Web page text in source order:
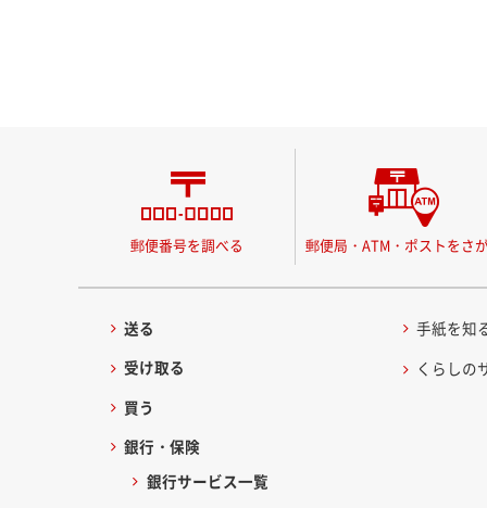
郵便番号を調べる 郵便局・ATM・ポストをさ
送る
受け取る
買う
銀行・保険
銀行サービス一覧
手紙を知
くらしの